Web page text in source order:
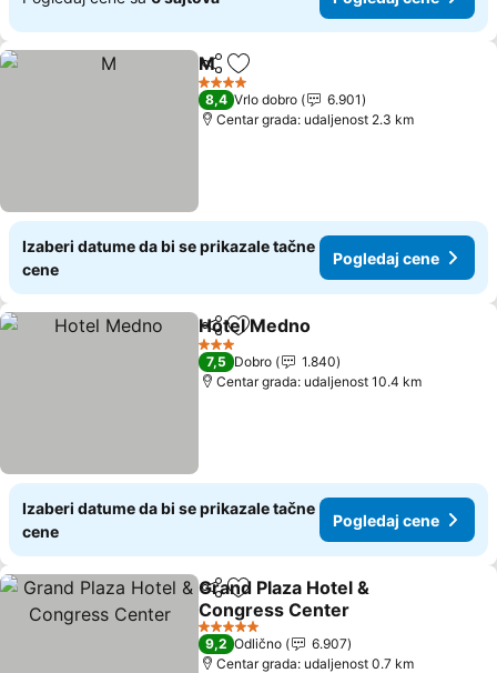
Deli Dodati u favorite
M
4 Zvezdice
8,4 Vrlo dobro
6.901
Centar grada: udaljenost 2.3 km
Izaberi datume da bi se prikazale tačne
cene
Pogledaj cene
Deli Dodati u favorite
Hotel Medno
3 Zvezdice
7,5 Dobro
1.840
Centar grada: udaljenost 10.4 km
Izaberi datume da bi se prikazale tačne
cene
Pogledaj cene
Deli Dodati u favorite
Grand Plaza Hotel &
Congress Center
Pogledaj cene
5 Zvezdice
9,2 Odlično
6.907
Centar grada: udaljenost 0.7 km